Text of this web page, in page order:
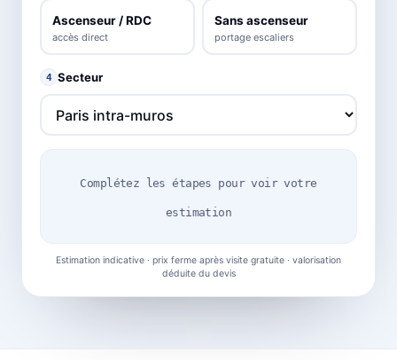
Ascenseur / RDC
accès direct
Sans ascenseur
portage escaliers
4 Secteur
Complétez les étapes pour voir votre
estimation
Estimation indicative · prix ferme après visite gratuite · valorisation
déduite du devis